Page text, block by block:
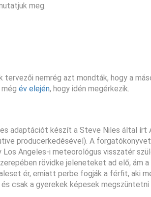
meg.
tervezői nemrég azt mondták, hogy a
év elején, hogy idén megérkezik.
adaptációt készít a Steve Niles által írt
producerkedésével). A forgatókönyvet
Angeles-i meteorológus visszatér
rövidke jeleneteket ad elő, ám
ér, emiatt perbe fogják a férfit, aki
csak a gyerekek képesek